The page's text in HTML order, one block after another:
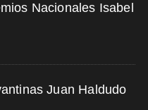
Nacionales Isabel
Juan Haldudo